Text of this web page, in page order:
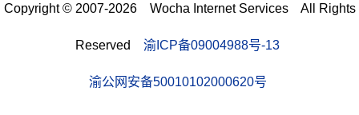
Copyright © 2007-2026 Wocha Internet Services All Rights
Reserved 渝ICP备09004988号-13
渝公网安备50010102000620号